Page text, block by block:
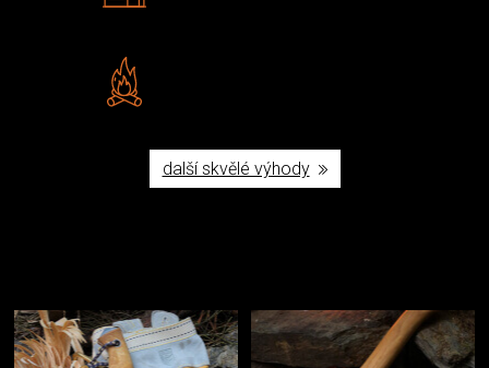
další skvělé výhody